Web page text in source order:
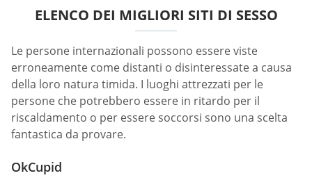
ELENCO DEI MIGLIORI SITI DI SESSO
Le persone internazionali possono essere viste
erroneamente come distanti o disinteressate a causa
della loro natura timida. I luoghi attrezzati per le
persone che potrebbero essere in ritardo per il
riscaldamento o per essere soccorsi sono una scelta
fantastica da provare.
OkCupid